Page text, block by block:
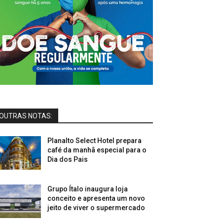
NOTAS:
Planalto Select Hotel prepara
café da manhã especial para o
Dia dos Pais
Grupo Ítalo inaugura loja
conceito e apresenta um novo
jeito de viver o supermercado